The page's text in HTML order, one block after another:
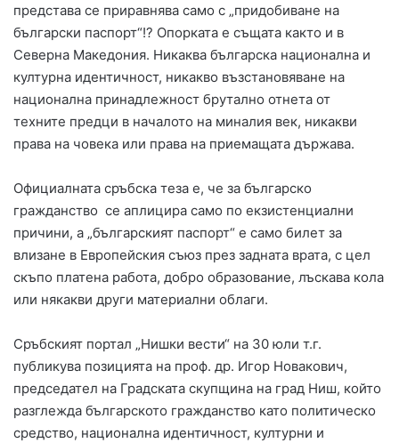
представа се приравнява само с „придобиване на
български паспорт“!? Опорката е същата както и в
Северна Македония. Никаква българска национална и
културна идентичност, никакво възстановяване на
национална принадлежност брутално отнета от
техните предци в началото на миналия век, никакви
права на човека или права на приемащата държава.
Официалната сръбска теза е, че за българско
гражданство се аплицира само по екзистенциални
причини, а „българският паспорт“ е само билет за
влизане в Европейския съюз през задната врата, с цел
скъпо платена работа, добро образование, лъскава кола
или някакви други материални облаги.
Сръбският портал „Нишки вести“ на 30 юли т.г.
публикува позицията на проф. др. Игор Новакович,
председател на Градската скупщина на град Ниш, който
разглежда българското гражданство като политическо
средство, национална идентичност, културни и